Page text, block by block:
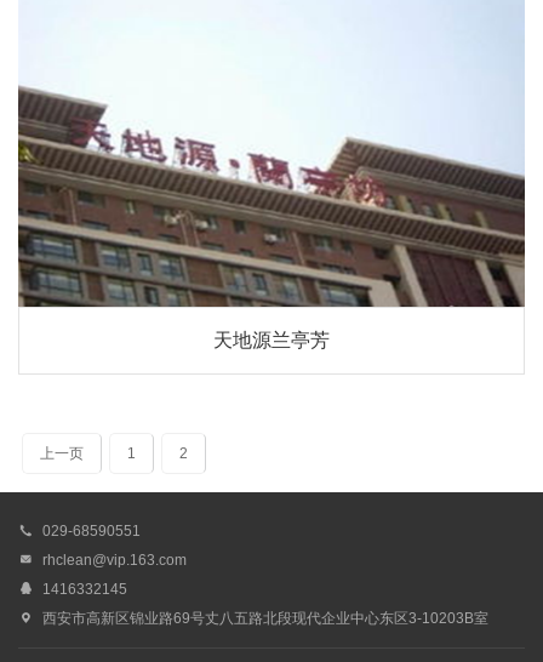
天地源兰亭芳
上一页 1 2
 029-68590551
 rhclean@vip.163.com
 1416332145
 西安市高新区锦业路69号丈八五路北段现代企业中心东区3-10203B室